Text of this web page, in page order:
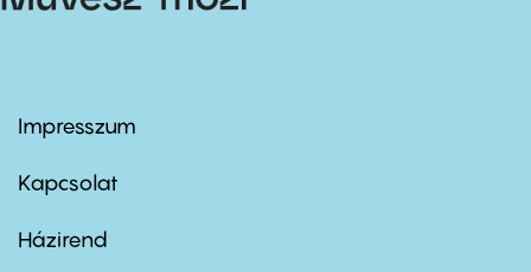
Footer
first
Impresszum
Kapcsolat
Footer
Házirend